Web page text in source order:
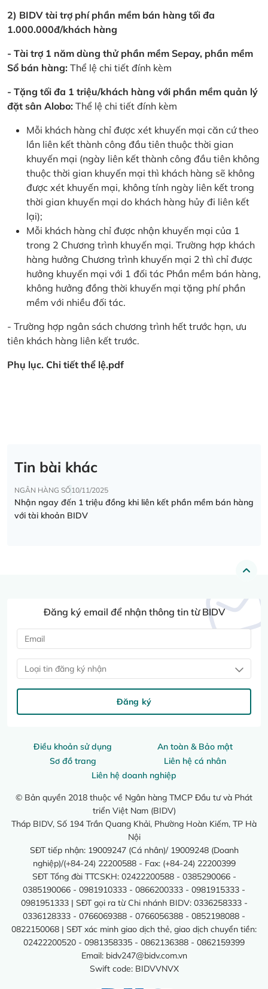
2) BIDV tài trợ phí phần mềm bán hàng tối đa
1.000.000đ/khách hàng
- Tài trợ 1 năm dùng thử phần mềm Sepay, phần mềm
Sổ bán hàng: Thể lệ chi tiết đính kèm
- Tặng tối đa 1 triệu/khách hàng với phần mềm quản lý
đặt sân Alobo: Thể lệ chi tiết đính kèm
Mỗi khách hàng chỉ được xét khuyến mại căn cứ theo
lần liên kết thành công đầu tiên thuộc thời gian
khuyến mại (ngày liên kết thành công đầu tiên không
thuộc thời gian khuyến mại thì khách hàng sẽ không
được xét khuyến mại, không tính ngày liên kết trong
thời gian khuyến mại do khách hàng hủy đi liên kết
lại);
Mỗi khách hàng chỉ được nhận khuyến mại của 1
trong 2 Chương trình khuyến mại. Trường hợp khách
hàng hưởng Chương trình khuyến mại 2 thì chỉ được
hưởng khuyến mại với 1 đối tác Phần mềm bán hàng,
không hưởng đồng thời khuyến mại tặng phí phần
mềm với nhiều đối tác.
- Trường hợp ngân sách chương trình hết trước hạn, ưu
tiên khách hàng liên kết trước.
Phụ lục. Chi tiết thể lệ.pdf
Tin bài khác
NGÂN HÀNG SỐ10/11/2025
Nhận ngay đến 1 triệu đồng khi liên kết phần mềm bán hàng
với tài khoản BIDV
Điều khoản sử dụng
An toàn & Bảo mật
Sơ đồ trang
Liên hệ cá nhân
Liên hệ doanh nghiệp
© Bản quyền 2018 thuộc về Ngân hàng TMCP Đầu tư và Phát
triển Việt Nam (BIDV)
Tháp BIDV, Số 194 Trần Quang Khải, Phường Hoàn Kiếm, TP Hà
Nội
SĐT tiếp nhận: 19009247 (Cá nhân)/ 19009248 (Doanh
nghiệp)/(+84-24) 22200588 - Fax: (+84-24) 22200399
SĐT Tổng đài TTCSKH: 02422200588 - 0385290066 -
0385190066 - 0981910333 - 0866200333 - 0981915333 -
0981951333 | SĐT gọi ra từ Chi nhánh BIDV: 0336258333 -
0336128333 - 0766069388 - 0766056388 - 0852198088 -
0822150068 | SĐT xác minh giao dịch thẻ, giao dịch chuyển tiền:
02422200520 - 0981358335 - 0862136388 - 0862159399
Email: bidv247@bidv.com.vn
Swift code: BIDVVNVX
Đăng ký email để nhận thông tin từ BIDV
Loại tin đăng ký nhận
Đăng ký